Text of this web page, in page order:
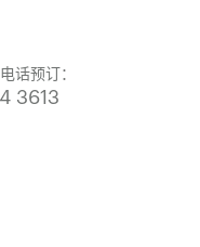
话预订：
3613